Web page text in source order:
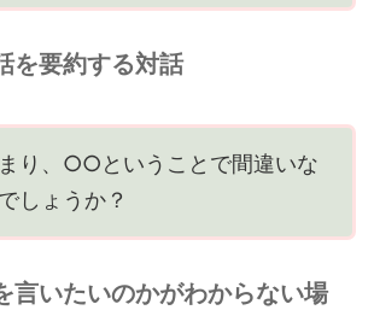
を要約する対話
り、○○ということで間違いな
しょうか？
言いたいのかがわからない場